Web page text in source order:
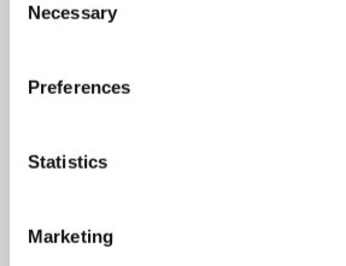
Selection
Necessary
Preferences
Statistics
Marketing
bellen met de Servicedesk
Op de begane grond en de 1e
mindervalidentoiletten aanwezig.
(Souterrain) niet.
Voor toegankelijkheid en
metevents.amsterdam@nyenrode.nl